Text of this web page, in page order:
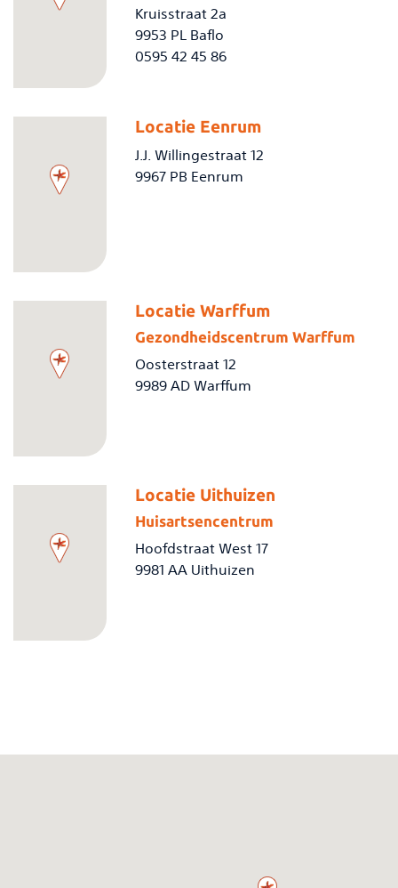
Kruisstraat 2a
9953 PL Baflo
0595 42 45 86
Locatie Eenrum
J.J. Willingestraat 12
9967 PB Eenrum
Locatie Warffum
Gezondheidscentrum Warffum
Oosterstraat 12
9989 AD Warffum
Locatie Uithuizen
Huisartsencentrum
Hoofdstraat West 17
9981 AA Uithuizen